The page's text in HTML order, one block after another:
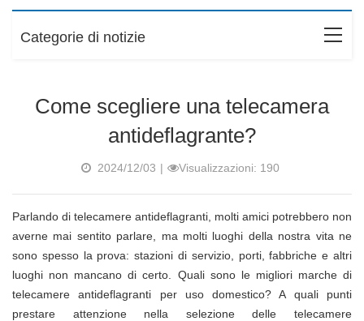
Categorie di notizie
Come scegliere una telecamera
antideflagrante?
2024/12/03 | Visualizzazioni: 190
Parlando di telecamere antideflagranti, molti amici potrebbero non
averne mai sentito parlare, ma molti luoghi della nostra vita ne
sono spesso la prova: stazioni di servizio, porti, fabbriche e altri
luoghi non mancano di certo. Quali sono le migliori marche di
telecamere antideflagranti per uso domestico? A quali punti
prestare attenzione nella selezione delle telecamere